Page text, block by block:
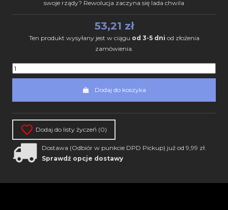
swoje rządy? Rewolucja zaczyna się lada chwila
53,21 zł
Ten produkt wysyłany jest w ciągu od 3-5 dni od złożenia
zamówienia.
Dodaj do koszyka
Dodaj do listy życzeń (0)
Dostawa (Odbiór w punkcie DPD Pickup) już od 9,99 zł.
Sprawdź opcje dostawy